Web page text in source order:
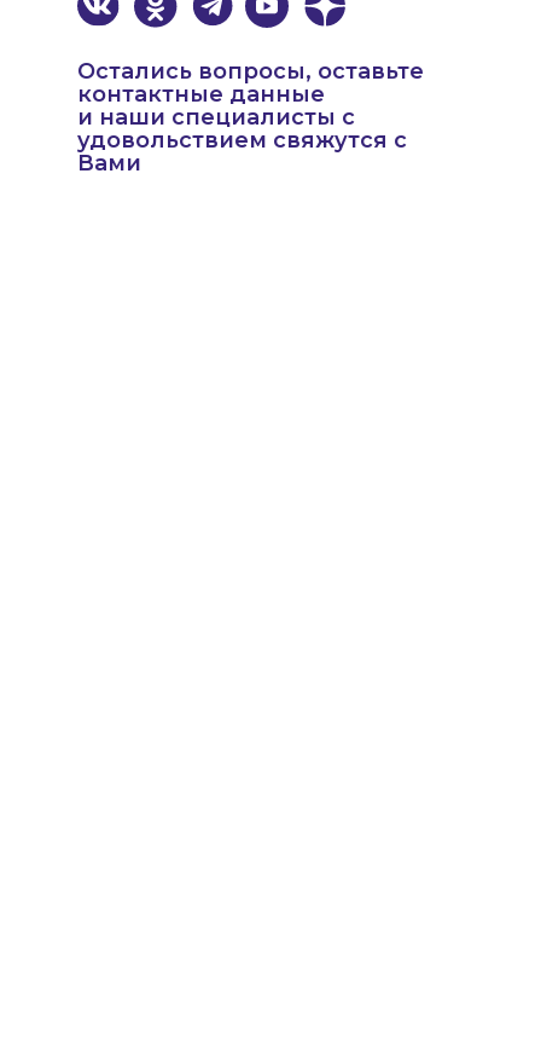
Остались вопросы, оставьте
контактные данные
и наши специалисты с
удовольствием свяжутся с
Вами